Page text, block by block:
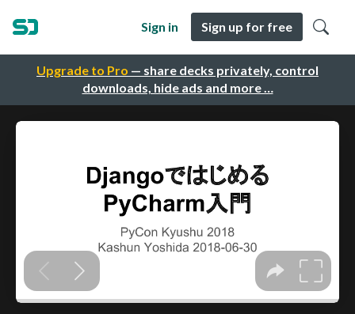
Upgrade to Pro — share decks privately, control
downloads, hide ads and more …
Sign in Sign up for free